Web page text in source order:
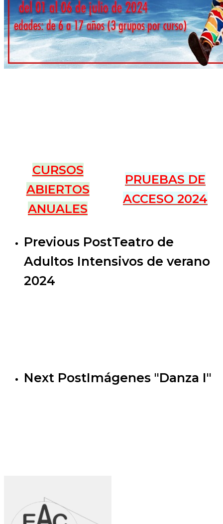
CURSOS
ABIERTOS
ANUALES
PRUEBAS DE
ACCESO 2024
Previous PostTeatro de
Adultos Intensivos de verano
2024
Next PostImágenes "Danza I"